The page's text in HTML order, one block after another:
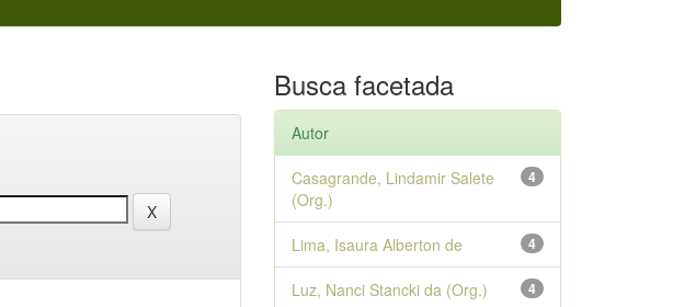
Busca facetada
Autor
4
Casagrande, Lindamir Salete
(Org.)
4
Lima, Isaura Alberton de
4
Luz, Nanci Stancki da (Org.)